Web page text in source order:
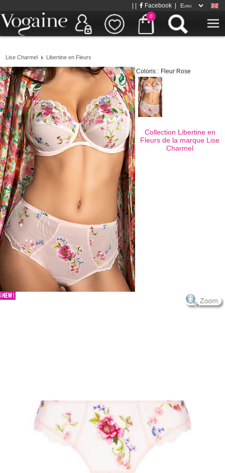
0
Facebook
Lise Charmel Libertine en Fleurs
Coloris : Fleur Rose
Collection Libertine en
Fleurs de la marque Lise
Charmel